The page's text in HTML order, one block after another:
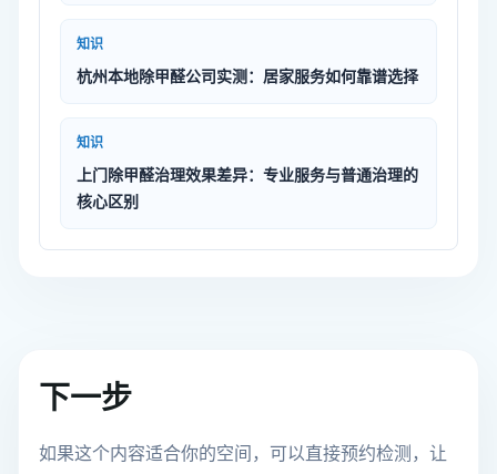
知识
杭州本地除甲醛公司实测：居家服务如何靠谱选择
知识
上门除甲醛治理效果差异：专业服务与普通治理的
核心区别
下一步
如果这个内容适合你的空间，可以直接预约检测，让